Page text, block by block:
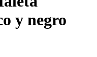
y negro